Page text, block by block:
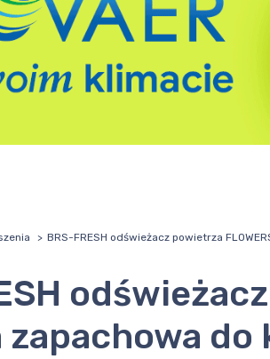
BRS-FRESH odświeżacz powietrza
zapachowa